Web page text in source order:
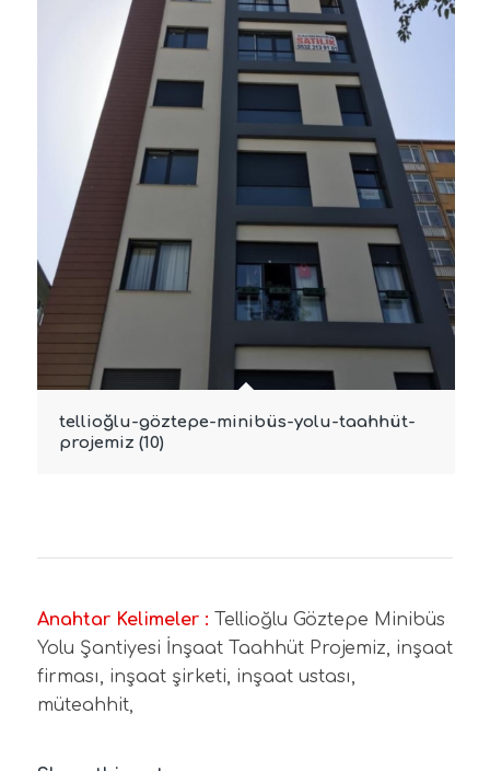
tellioğlu-göztepe-minibüs-yolu-taahhüt-
projemiz (10)
Anahtar Kelimeler : Tellioğlu Göztepe Minibüs
Yolu Şantiyesi İnşaat Taahhüt Projemiz, inşaat
firması, inşaat şirketi, inşaat ustası,
müteahhit,